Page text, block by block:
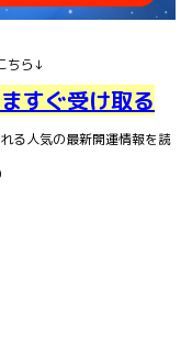
ちら↓
すぐ受け取る
る人気の最新開運情報を読